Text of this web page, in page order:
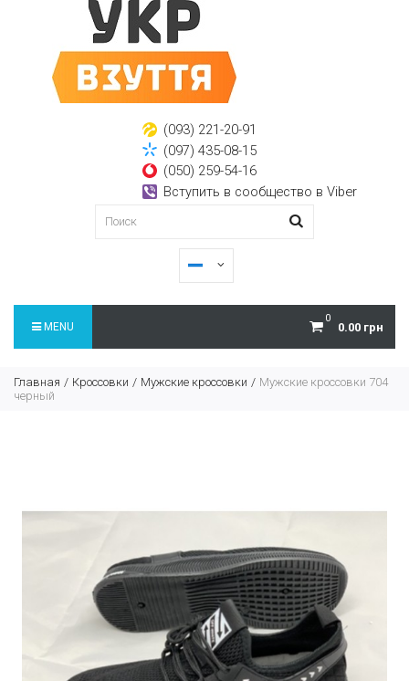
(093) 221-20-91
(097) 435-08-15
(050) 259-54-16
Вступить в сообщество в Viber
0
0.00 грн
MENU
Главная Кроссовки Мужские кроссовки
Мужские кроссовки 704
черный